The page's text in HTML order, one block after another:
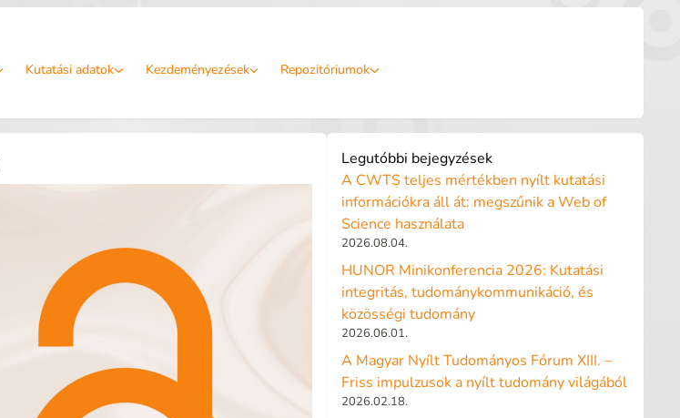
Kutatási adatok Kezdeményezések Repozitóriumok
Legutóbbi bejegyzések
A CWTS teljes mértékben nyílt kutatási
információkra áll át: megszűnik a Web of
Science használata
2026.08.04.
HUNOR Minikonferencia 2026: Kutatási
integritás, tudománykommunikáció, és
közösségi tudomány
2026.06.01.
A Magyar Nyílt Tudományos Fórum XIII. –
Friss impulzusok a nyílt tudomány világából
2026.02.18.